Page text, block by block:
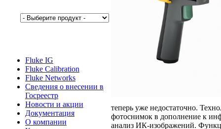
Fluke IG
Fluke Calibration
Fluke Networks
Сведения о внесении в
Госреестр
Новости и акции
Документация
О компании
теперь уже недостаточно.
фотоснимок в дополнение к
анализ ИК-изображений.